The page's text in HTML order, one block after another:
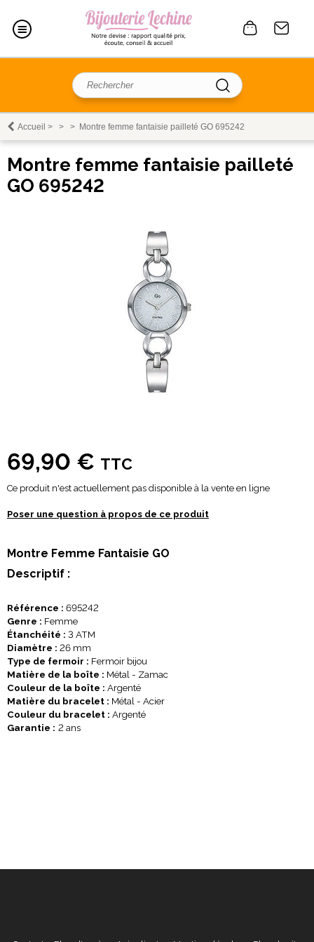
Accueil > > > Montre femme fantaisie pailleté GO 695242
Montre femme fantaisie pailleté
GO 695242
69,90 € TTC
Ce produit n'est actuellement pas disponible à la vente en ligne
Poser une question à propos de ce produit
Montre Femme Fantaisie GO
Descriptif :
Référence : 695242
Genre : Femme
Étanchéité : 3 ATM
Diamètre : 26 mm
Type de fermoir : Fermoir bijou
Matière de la boîte : Métal - Zamac
Couleur de la boîte : Argenté
Matière du bracelet : Métal - Acier
Couleur du bracelet : Argenté
Garantie : 2 ans